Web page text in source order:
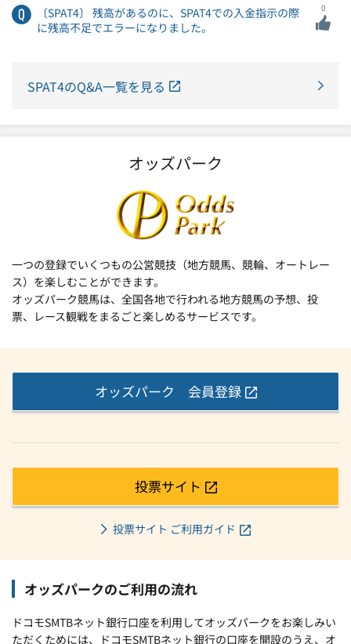
〔SPAT4〕 残高があるのに、SPAT4での入金指示の際
に残高不足でエラーになりました。
0
SPAT4のQ&A一覧を見る
オッズパーク
一つの登録でいくつもの公営競技（地方競馬、競輪、オートレー
ス）を楽しむことができます。
オッズパーク競馬は、全国各地で行われる地方競馬の予想、投
票、レース観戦をまるごと楽しめるサービスです。
オッズパーク 会員登録
投票サイト
投票サイト ご利用ガイド
オッズパークのご利用の流れ
ドコモSMTBネット銀行口座を利用してオッズパークをお楽しみい
ただくためには、ドコモSMTBネット銀行の口座を開設のうえ、オ